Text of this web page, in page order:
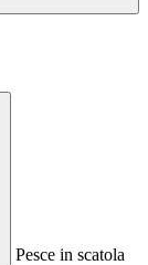
Pesce in scatola